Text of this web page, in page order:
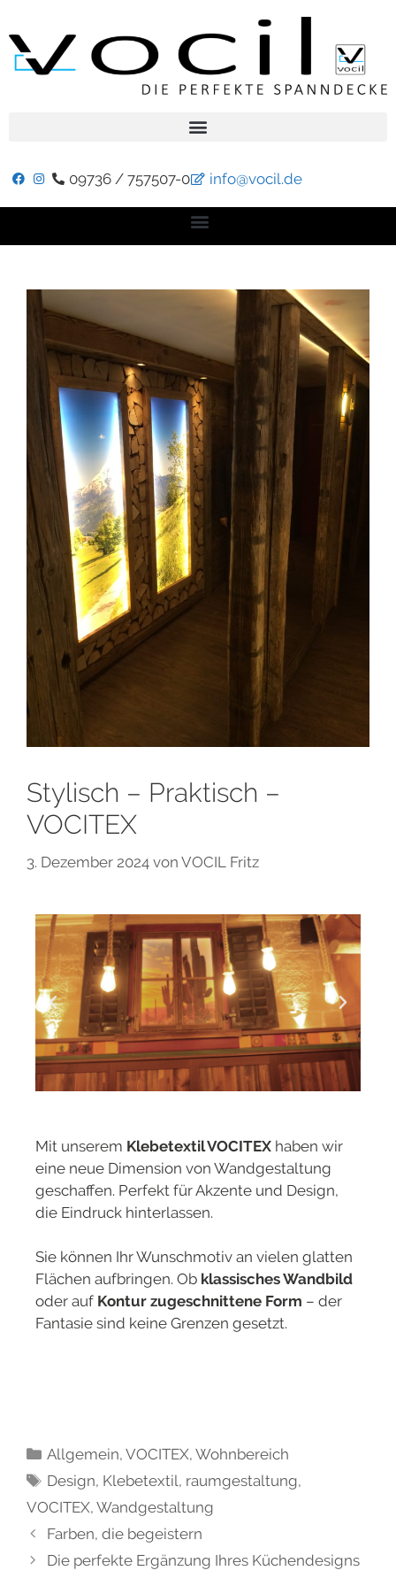
09736 / 757507-0 info@vocil.de
Stylisch – Praktisch –
VOCITEX
3. Dezember 2024 von VOCIL Fritz
Mit unserem Klebetextil VOCITEX haben wir
eine neue Dimension von Wandgestaltung
geschaffen. Perfekt für Akzente und Design,
die Eindruck hinterlassen.
Sie können Ihr Wunschmotiv an vielen glatten
Flächen aufbringen. Ob klassisches Wandbild
oder auf Kontur zugeschnittene Form – der
Fantasie sind keine Grenzen gesetzt.
Allgemein,VOCITEX,Wohnbereich
Design, Klebetextil, raumgestaltung,
VOCITEX, Wandgestaltung
Farben, die begeistern
Die perfekte Ergänzung Ihres Küchendesigns